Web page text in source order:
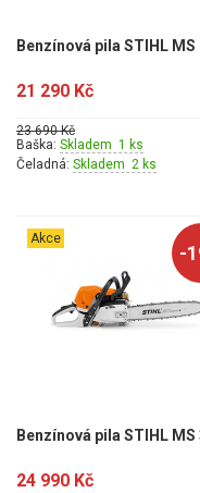
Benzínové
Aku křovinořezy a
Motorové pily
Benzínové pily
Farmářské
Profesionální
Jednoruční pily
Vyvětvovací pily
Benzínová pila STIHL MS
21 290 Kč
23 690 Kč
Baška: Skladem 1 ks
Čeladná: Skladem 2 ks
Akce
-
Benzínová pila STIHL MS
24 990 Kč